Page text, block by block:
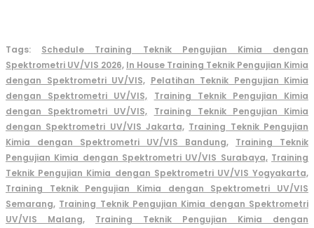
Tags: Schedule Training Teknik Pengujian Kimia dengan
Spektrometri UV/VIS 2026, In House Training Teknik Pengujian Kimia
dengan Spektrometri UV/VIS, Pelatihan Teknik Pengujian Kimia
dengan Spektrometri UV/VIS,
Training Teknik Pengujian Kimia
dengan Spektrometri UV/VIS,
Training Teknik Pengujian Kimia
dengan Spektrometri UV/VIS Jakarta, Training Teknik Pengujian
Kimia dengan Spektrometri UV/VIS Bandung,
Training Teknik
Pengujian Kimia dengan Spektrometri UV/VIS Surabaya, Training
Teknik Pengujian Kimia dengan Spektrometri UV/VIS Yogyakarta,
Training Teknik Pengujian Kimia dengan Spektrometri UV/VIS
Semarang, Training Teknik Pengujian Kimia dengan Spektrometri
UV/VIS Malang,
Training Teknik Pengujian Kimia dengan